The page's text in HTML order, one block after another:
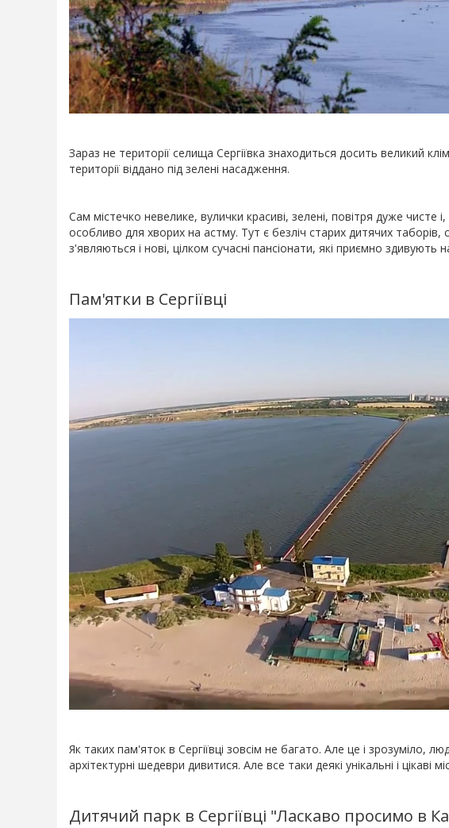
Зараз не території селища Сергіївка знаходиться досить великий
території віддано під зелені насадження.
Сам містечко невелике, вулички красиві, зелені, повітря дуже
особливо для хворих на астму. Тут є безліч старих дитячих таборів,
з'являються і нові, цілком сучасні пансіонати, які приємно здивують
Пам'ятки в Сергіївці
Як таких пам'яток в Сергіївці зовсім не багато. Але це і зрозуміло,
архітектурні шедеври дивитися. Але все таки деякі унікальні і
Дитячий парк в Сергіївці "Ласкаво просимо в